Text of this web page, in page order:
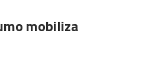
mobiliza